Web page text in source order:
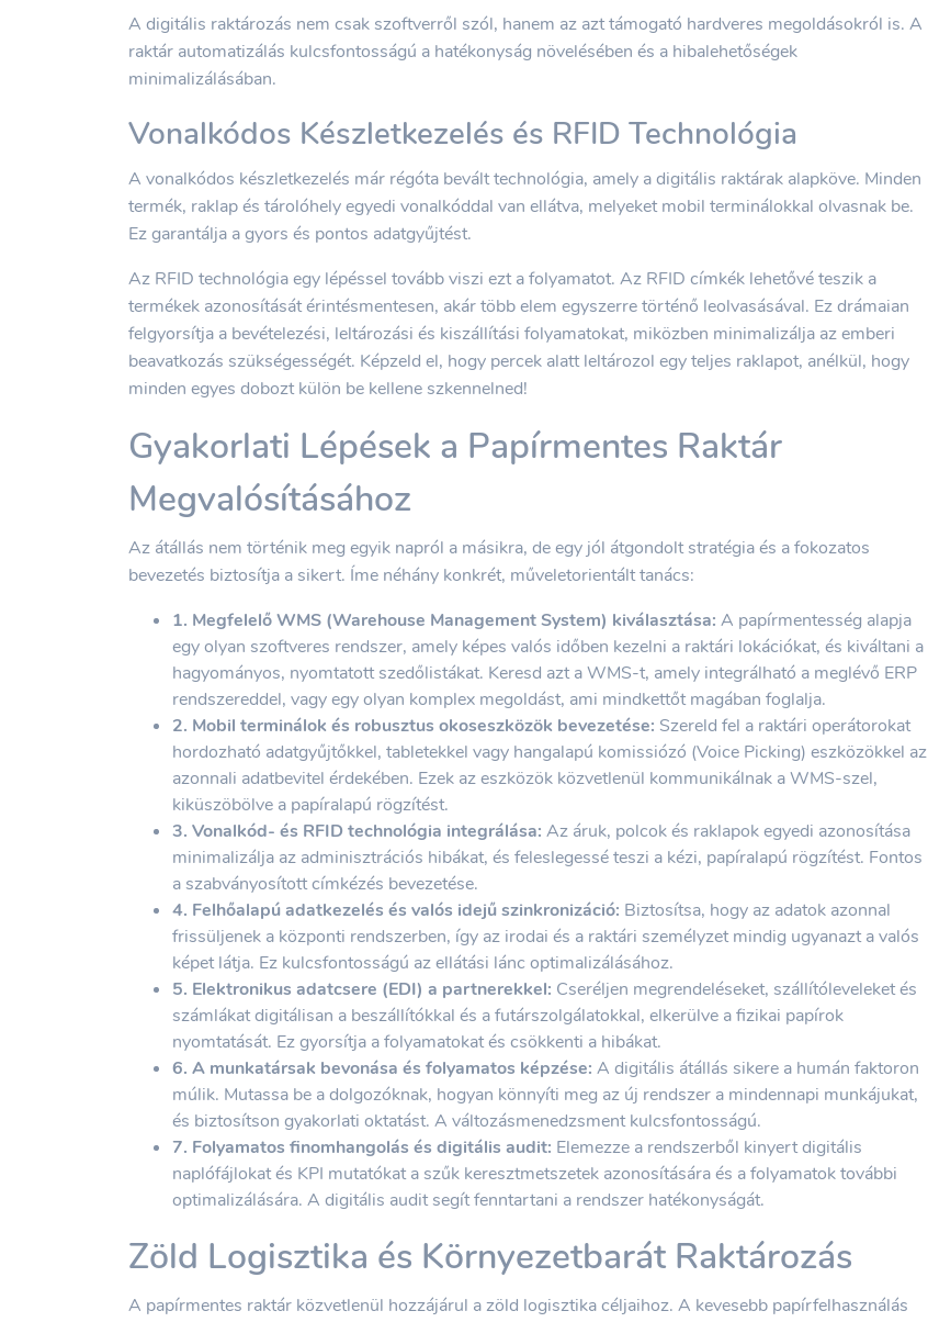
A digitális raktározás nem csak szoftverről szól, hanem az azt támogató hardveres megoldásokról is. A
raktár automatizálás kulcsfontosságú a hatékonyság növelésében és a hibalehetőségek
minimalizálásában.
Vonalkódos Készletkezelés és RFID Technológia
A vonalkódos készletkezelés már régóta bevált technológia, amely a digitális raktárak alapköve. Minden
termék, raklap és tárolóhely egyedi vonalkóddal van ellátva, melyeket mobil terminálokkal olvasnak be.
Ez garantálja a gyors és pontos adatgyűjtést.
Az RFID technológia egy lépéssel tovább viszi ezt a folyamatot. Az RFID címkék lehetővé teszik a
termékek azonosítását érintésmentesen, akár több elem egyszerre történő leolvasásával. Ez drámaian
felgyorsítja a bevételezési, leltározási és kiszállítási folyamatokat, miközben minimalizálja az emberi
beavatkozás szükségességét. Képzeld el, hogy percek alatt leltározol egy teljes raklapot, anélkül, hogy
minden egyes dobozt külön be kellene szkennelned!
Gyakorlati Lépések a Papírmentes Raktár
Megvalósításához
Az átállás nem történik meg egyik napról a másikra, de egy jól átgondolt stratégia és a fokozatos
bevezetés biztosítja a sikert. Íme néhány konkrét, műveletorientált tanács:
1. Megfelelő WMS (Warehouse Management System) kiválasztása: A papírmentesség alapja
egy olyan szoftveres rendszer, amely képes valós időben kezelni a raktári lokációkat, és kiváltani a
hagyományos, nyomtatott szedőlistákat. Keresd azt a WMS-t, amely integrálható a meglévő ERP
rendszereddel, vagy egy olyan komplex megoldást, ami mindkettőt magában foglalja.
2. Mobil terminálok és robusztus okoseszközök bevezetése: Szereld fel a raktári operátorokat
hordozható adatgyűjtőkkel, tabletekkel vagy hangalapú komissiózó (Voice Picking) eszközökkel az
azonnali adatbevitel érdekében. Ezek az eszközök közvetlenül kommunikálnak a WMS-szel,
kiküszöbölve a papíralapú rögzítést.
3. Vonalkód- és RFID technológia integrálása: Az áruk, polcok és raklapok egyedi azonosítása
minimalizálja az adminisztrációs hibákat, és feleslegessé teszi a kézi, papíralapú rögzítést. Fontos
a szabványosított címkézés bevezetése.
4. Felhőalapú adatkezelés és valós idejű szinkronizáció: Biztosítsa, hogy az adatok azonnal
frissüljenek a központi rendszerben, így az irodai és a raktári személyzet mindig ugyanazt a valós
képet látja. Ez kulcsfontosságú az ellátási lánc optimalizálásához.
5. Elektronikus adatcsere (EDI) a partnerekkel: Cseréljen megrendeléseket, szállítóleveleket és
számlákat digitálisan a beszállítókkal és a futárszolgálatokkal, elkerülve a fizikai papírok
nyomtatását. Ez gyorsítja a folyamatokat és csökkenti a hibákat.
6. A munkatársak bevonása és folyamatos képzése: A digitális átállás sikere a humán faktoron
múlik. Mutassa be a dolgozóknak, hogyan könnyíti meg az új rendszer a mindennapi munkájukat,
és biztosítson gyakorlati oktatást. A változásmenedzsment kulcsfontosságú.
7. Folyamatos finomhangolás és digitális audit: Elemezze a rendszerből kinyert digitális
naplófájlokat és KPI mutatókat a szűk keresztmetszetek azonosítására és a folyamatok további
optimalizálására. A digitális audit segít fenntartani a rendszer hatékonyságát.
Zöld Logisztika és Környezetbarát Raktározás
A papírmentes raktár közvetlenül hozzájárul a zöld logisztika céljaihoz. A kevesebb papírfelhasználás